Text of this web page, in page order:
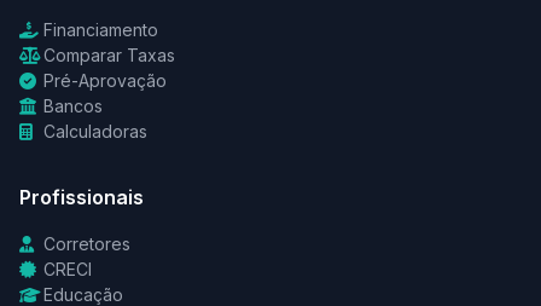
Financiamento
Comparar Taxas
Pré-Aprovação
Bancos
Calculadoras
Profissionais
Corretores
CRECI
Educação